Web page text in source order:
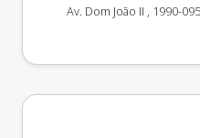
Av. Dom João II , 1990-